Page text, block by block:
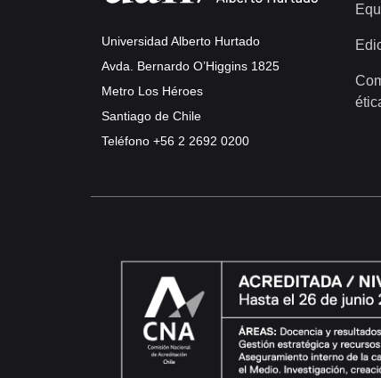
Universidad Alberto Hurtado
Avda. Bernardo O’Higgins 1825
Metro Los Héroes
Santiago de Chile
Teléfono +56 2 2692 0200